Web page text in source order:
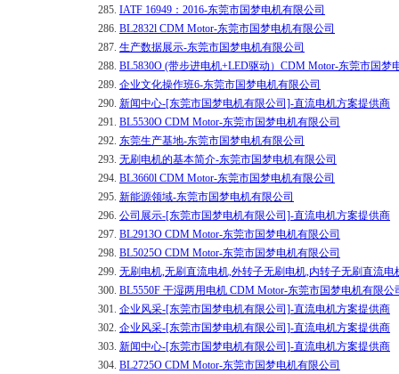
285. IATF 16949：2016-东莞市国梦电机有限公司
286. BL2832l CDM Motor-东莞市国梦电机有限公司
287. 生产数据展示-东莞市国梦电机有限公司
288. BL5830O (带步进电机+LED驱动）CDM Motor-东莞市国梦
289. 企业文化操作班6-东莞市国梦电机有限公司
290. 新闻中心-[东莞市国梦电机有限公司]-直流电机方案提供商
291. BL5530O CDM Motor-东莞市国梦电机有限公司
292. 东莞生产基地-东莞市国梦电机有限公司
293. 无刷电机的基本简介-东莞市国梦电机有限公司
294. BL3660l CDM Motor-东莞市国梦电机有限公司
295. 新能源领域-东莞市国梦电机有限公司
296. 公司展示-[东莞市国梦电机有限公司]-直流电机方案提供商
297. BL2913O CDM Motor-东莞市国梦电机有限公司
298. BL5025O CDM Motor-东莞市国梦电机有限公司
299. 无刷电机,无刷直流电机,外转子无刷电机,内转子无刷直流
300. BL5550F 干湿两用电机 CDM Motor-东莞市国梦电机有限公
301. 企业风采-[东莞市国梦电机有限公司]-直流电机方案提供商
302. 企业风采-[东莞市国梦电机有限公司]-直流电机方案提供商
303. 新闻中心-[东莞市国梦电机有限公司]-直流电机方案提供商
304. BL2725O CDM Motor-东莞市国梦电机有限公司